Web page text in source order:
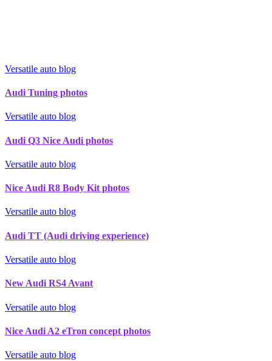
Versatile auto blog
Audi Tuning photos
Versatile auto blog
Audi Q3 Nice Audi photos
Versatile auto blog
Nice Audi R8 Body Kit photos
Versatile auto blog
Audi TT (Audi driving experience)
Versatile auto blog
New Audi RS4 Avant
Versatile auto blog
Nice Audi A2 eTron concept photos
Versatile auto blog